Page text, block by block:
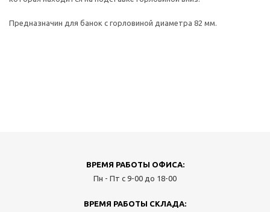
Предназначин для банок с горловиной диаметра 82 мм.
ВРЕМЯ РАБОТЫ ОФИСА:
Пн - Пт с 9-00 до 18-00
ВРЕМЯ РАБОТЫ СКЛАДА: